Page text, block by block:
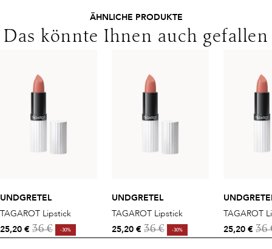
ÄHNLICHE PRODUKTE
Das könnte Ihnen auch gefallen
UNDGRETEL
TAGAROT Lipstick
25,20 € 36 € -30%
UNDGRETEL
TAGAROT Lipstick
25,20 € 36 € -30%
TAGAROT
25,20 € 36